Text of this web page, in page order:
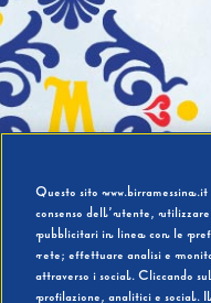
Questo sito
consenso dell’utente,
pubblicitari in linea con le
rete; effettuare analisi e
attraverso i social. Cliccando
profilazione, analitici e social.